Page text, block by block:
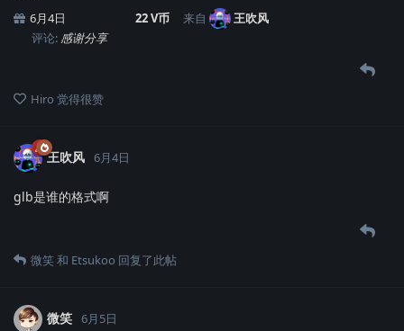
6月4日
22 V币 来自
王吹风
评论: 感谢分享
Hiro 觉得很赞
王吹风 6月4日
glb是谁的格式啊
微笑和 Etsukoo 回复了此帖
微笑 6月5日